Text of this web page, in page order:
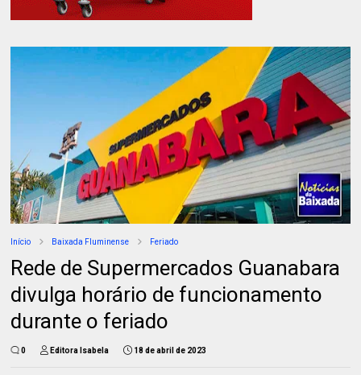
Início Baixada Fluminense Feriado
Rede de Supermercados Guanabara
divulga horário de funcionamento
durante o feriado
0 Editora Isabela 18 de abril de 2023